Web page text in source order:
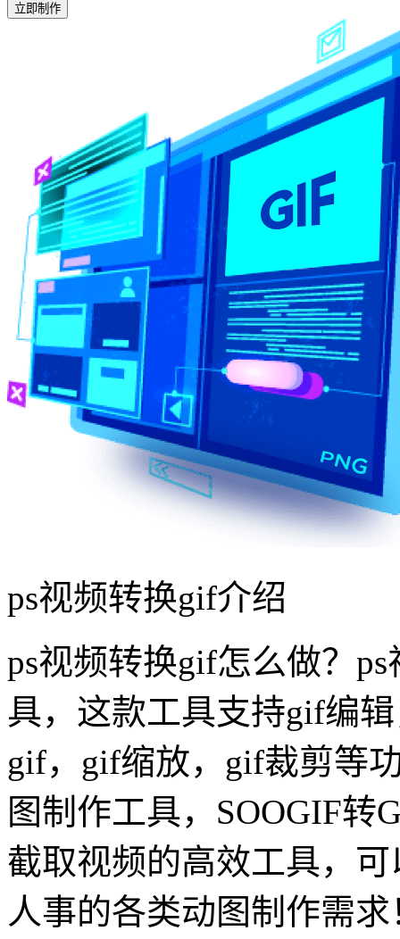
立即制作
ps视频转换gif介绍
ps视频转换gif怎么做？
具，这款工具支持gif编
gif，gif缩放，gif裁剪等
图制作工具，SOOGIF
截取视频的高效工具，
人事的各类动图制作需